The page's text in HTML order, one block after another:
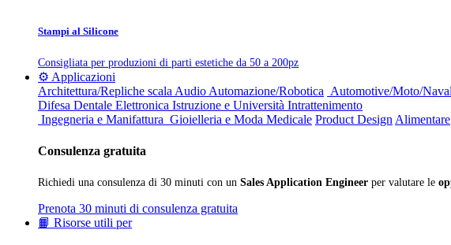
Stampi al Silicone
Consigliata per produzioni di parti estetiche da 50 a 200pz
⚙️ Applicazioni
Architettura/Repliche scala Audio Automazione/Robotica Automotive/Moto/
Difesa Dentale Elettronica Istruzione e Università Intrattenimento
Ingegneria e Manifattura Gioielleria e Moda Medicale Product Design Alimentare
Consulenza gratuita
Richiedi una consulenza di 30 minuti con un Sales Application Engineer per valutare le
Prenota 30 minuti di consulenza gratuita
📙 Risorse utili per